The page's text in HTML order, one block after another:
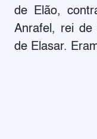
de Elão,
Anrafel, rei de
de Elasar.